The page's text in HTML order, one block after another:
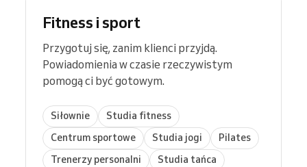
Fitness i sport
Przygotuj się, zanim klienci przyjdą.
Powiadomienia w czasie rzeczywistym
pomogą ci być gotowym.
Siłownie
Studia fitness
Centrum sportowe
Studia jogi
Pilates
Trenerzy personalni
Studia tańca